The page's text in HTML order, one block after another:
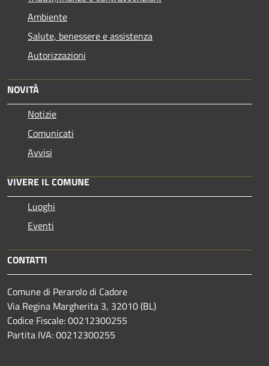
Ambiente
Salute, benessere e assistenza
Autorizzazioni
NOVITÀ
Notizie
Comunicati
Avvisi
VIVERE IL COMUNE
Luoghi
Eventi
CONTATTI
Comune di Perarolo di Cadore
Via Regina Margherita 3, 32010 (BL)
Codice Fiscale: 00212300255
Partita IVA: 00212300255